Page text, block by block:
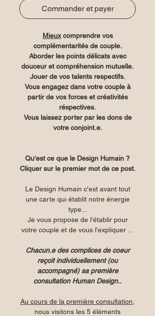
Commander et payer
Mieuxcomprendre vos
complémentarités de couple.
Aborder les points délicats avec
douceur et compréhension mutuelle.
Jouer de vos talents respectifs.
Vous engagez dans votre couple à
partir de vos forces et créativités
réspectives.
Vous laissez porter par les dons de
votre conjoint.e.
Qu'est ce que le Design Humain ?
Cliquer sur le premier mot de ce post.
Le Design Humain c'est avant tout
une carte qui établit notre énergie
type...
Je vous propose de l'établir pour
votre couple et de vous l'expliquer ...
Chacun.e des complices de coeur
reçoit individuellement (ou
accompagné) sa première
consultation Human Design..
Au cours de la première consultation
nous visitons les 5 éléments